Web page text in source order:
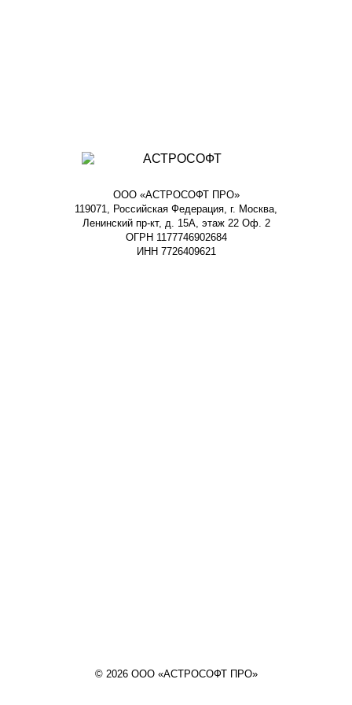
ООО «АСТРОСОФТ ПРО»
119071, Российская Федерация, г. Москва,
Ленинский пр-кт, д. 15А, этаж 22 Оф. 2
ОГРН 1177746902684
ИНН 7726409621
© 2026 ООО «АСТРОСОФТ ПРО»